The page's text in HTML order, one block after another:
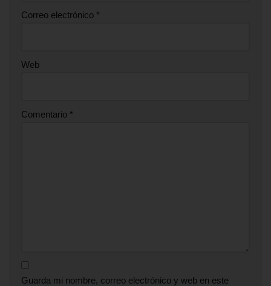
Correo electrónico *
Web
Comentario *
Guarda mi nombre, correo electrónico y web en este